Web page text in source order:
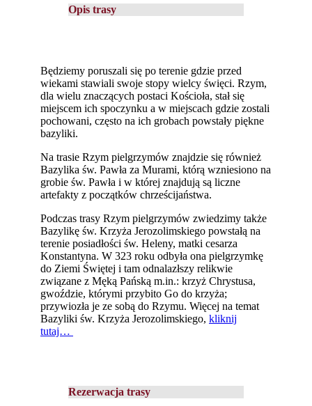
Opis trasy
Będziemy poruszali się po terenie gdzie przed
wiekami stawiali swoje stopy wielcy święci. Rzym,
dla wielu znaczących postaci Kościoła, stał się
miejscem ich spoczynku a w miejscach gdzie zostali
pochowani, często na ich grobach powstały piękne
bazyliki.
Na trasie Rzym pielgrzymów znajdzie się również
Bazylika św. Pawła za Murami, którą wzniesiono na
grobie św. Pawła i w której znajdują są liczne
artefakty z początków chrześcijaństwa.
Podczas trasy Rzym pielgrzymów zwiedzimy także
Bazylikę św. Krzyża Jerozolimskiego powstałą na
terenie posiadłości św. Heleny, matki cesarza
Konstantyna. W 323 roku odbyła ona pielgrzymkę
do Ziemi Świętej i tam odnalazłszy relikwie
związane z Męką Pańską m.in.: krzyż Chrystusa,
gwoździe, którymi przybito Go do krzyża;
przywiozła je ze sobą do Rzymu. Więcej na temat
Bazyliki św. Krzyża Jerozolimskiego, kliknij
tutaj…
Rezerwacja trasy